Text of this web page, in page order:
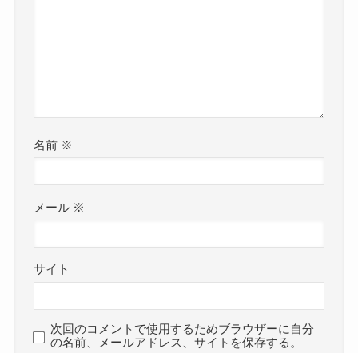
名前 ※
メール ※
サイト
次回のコメントで使用するためブラウザーに自分
の名前、メールアドレス、サイトを保存する。